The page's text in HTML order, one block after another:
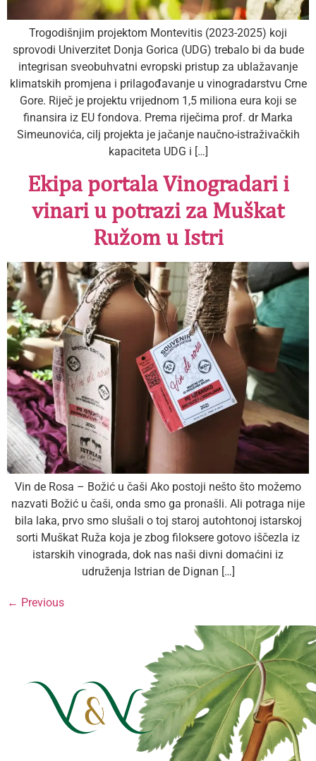
Trogodišnjim projektom Montevitis (2023-2025) koji
sprovodi Univerzitet Donja Gorica (UDG) trebalo bi da bude
integrisan sveobuhvatni evropski pristup za ublažavanje
klimatskih promjena i prilagođavanje u vinogradarstvu Crne
Gore. Riječ je projektu vrijednom 1,5 miliona eura koji se
finansira iz EU fondova. Prema riječima prof. dr Marka
Simeunovića, cilj projekta je jačanje naučno-istraživačkih
kapaciteta UDG i […]
Ekipa portala Vinogradari i
vinari u potrazi za Muškat
Ružom u Istri
Vin de Rosa – Božić u čaši Ako postoji nešto što možemo
nazvati Božić u čaši, onda smo ga pronašli. Ali potraga nije
bila laka, prvo smo slušali o toj staroj autohtonoj istarskoj
sorti Muškat Ruža koja je zbog filoksere gotovo iščezla iz
istarskih vinograda, dok nas naši divni domaćini iz
udruženja Istrian de Dignan […]
← Previous